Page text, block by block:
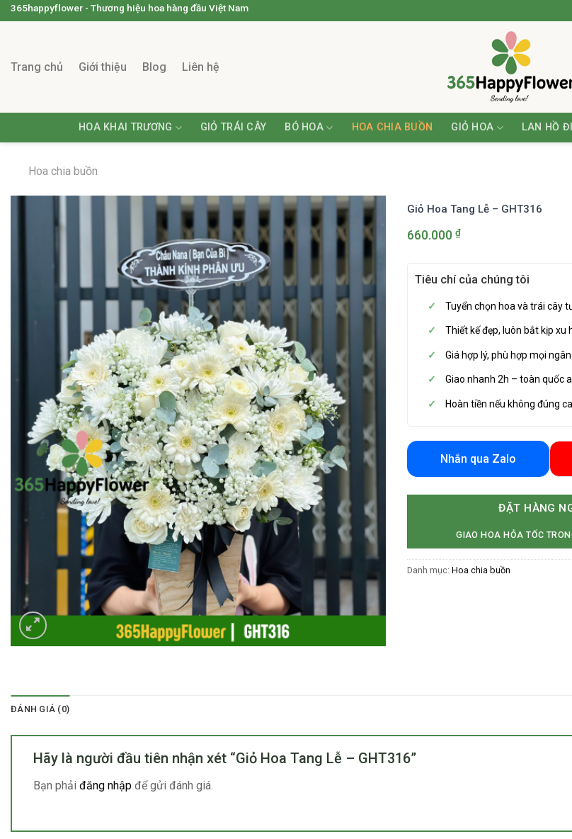
365happyflower - Thương hiệu hoa hàng đầu Việt Nam
Trang chủ Giới thiệu Blog Liên hệ
HOA KHAI TRƯƠNG GIỎ TRÁI CÂY BÓ HOA HOA CHIA BUỒN GIỎ HOA LAN HỒ
Hoa chia buồn
Giỏ Hoa Tang Lễ – GHT316
660.000 ₫
Tiêu chí của chúng tôi
Tuyển chọn hoa và trái cây
Thiết kế đẹp, luôn bắt kịp xu
Giá hợp lý, phù hợp mọi
Giao nhanh 2h – toàn quốc
Hoàn tiền nếu không đúng
Nhắn qua Zalo
ĐẶT HÀNG
GIAO HOA HỎA TỐC
Danh mục: Hoa chia buồn
ĐÁNH GIÁ (0)
Hãy là người đầu tiên nhận xét “Giỏ Hoa Tang Lễ – GHT316”
Bạn phải đăng nhập để gửi đánh giá.